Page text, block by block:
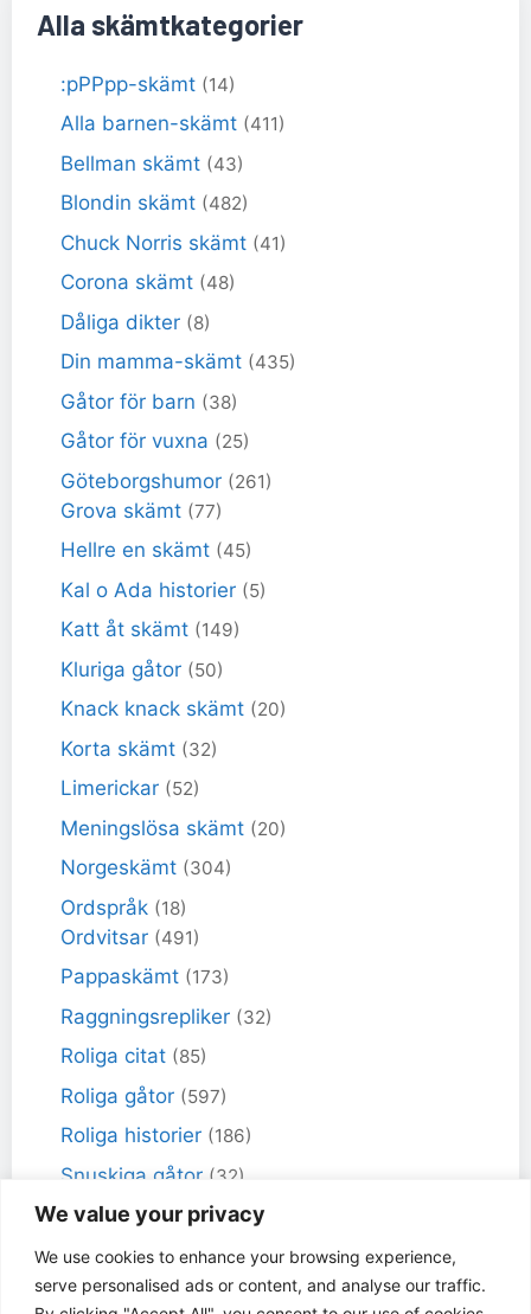
We value your privacy
We use cookies to enhance your browsing experience,
serve personalised ads or content, and analyse our traffic.
Alla skämtkategorier
:pPPpp-skämt (14)
Alla barnen-skämt (411)
Bellman skämt (43)
Blondin skämt (482)
Chuck Norris skämt (41)
Corona skämt (48)
Dåliga dikter (8)
Din mamma-skämt (435)
Gåtor för barn (38)
Gåtor för vuxna (25)
Göteborgshumor (261)
Grova skämt (77)
Hellre en skämt (45)
Kal o Ada historier (5)
Katt åt skämt (149)
Kluriga gåtor (50)
Knack knack skämt (20)
Korta skämt (32)
Limerickar (52)
Meningslösa skämt (20)
Norgeskämt (304)
Ordspråk (18)
Ordvitsar (491)
Pappaskämt (173)
Raggningsrepliker (32)
Roliga citat (85)
Roliga gåtor (597)
Roliga historier (186)
Snuskiga gåtor (32)
Snuskiga skämt(98)
Sportskämt (18)
Torra skämt (461)